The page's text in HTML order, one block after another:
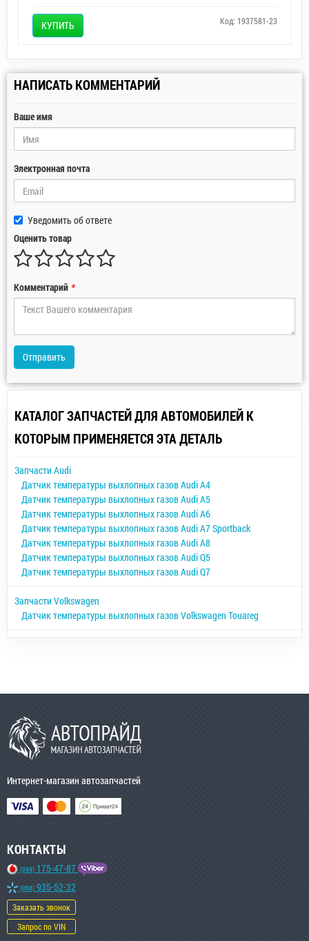
КУПИТЬ Код: 1937581-23
НАПИСАТЬ КОММЕНТАРИЙ
Ваше имя
Электронная почта
Уведомить об ответе
Оценить товар
Комментарий *
Отправить
КАТАЛОГ ЗАПЧАСТЕЙ ДЛЯ АВТОМОБИЛЕЙ К
КОТОРЫМ ПРИМЕНЯЕТСЯ ЭТА ДЕТАЛЬ
Запчасти Audi
Датчик температуры выхлопных газов Audi A4
Датчик температуры выхлопных газов Audi A5
Датчик температуры выхлопных газов Audi A6
Датчик температуры выхлопных газов Audi A7 Sportback
Датчик температуры выхлопных газов Audi A8
Датчик температуры выхлопных газов Audi Q5
Датчик температуры выхлопных газов Audi Q7
Запчасти Volkswagen
Датчик температуры выхлопных газов Volkswagen Touareg
Интернет-магазин автозапчастей
КОНТАКТЫ
(099) 175-47-87
(068) 935-52-32
Заказать звонок
Запрос по VIN